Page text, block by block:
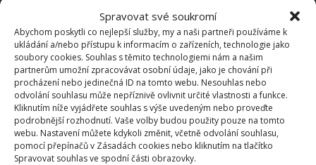
Spravovat své soukromí
Abychom poskytli co nejlepší služby, my a naši partneři používáme k
ukládání a/nebo přístupu k informacím o zařízeních, technologie jako
soubory cookies. Souhlas s těmito technologiemi nám a našim
partnerům umožní zpracovávat osobní údaje, jako je chování při
procházení nebo jedinečná ID na tomto webu. Nesouhlas nebo
odvolání souhlasu může nepříznivě ovlivnit určité vlastnosti a funkce.
Kliknutím níže vyjádřete souhlas s výše uvedeným nebo proveďte
podrobnější rozhodnutí. Vaše volby budou použity pouze na tomto
webu. Nastavení můžete kdykoli změnit, včetně odvolání souhlasu,
pomocí přepínačů v Zásadách cookies nebo kliknutím na tlačítko
Spravovat souhlas ve spodní části obrazovky.